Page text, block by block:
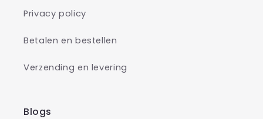
Privacy policy
Betalen en bestellen
Verzending en levering
Blogs